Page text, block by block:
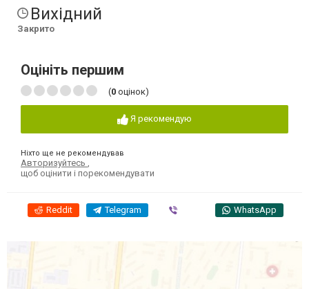
Вихідний
Закрито
Оцініть першим
(0 оцінок)
Я рекомендую
Ніхто ще не рекомендував
Авторизуйтесь
щоб оцінити і порекомендувати
Reddit Telegram WhatsApp